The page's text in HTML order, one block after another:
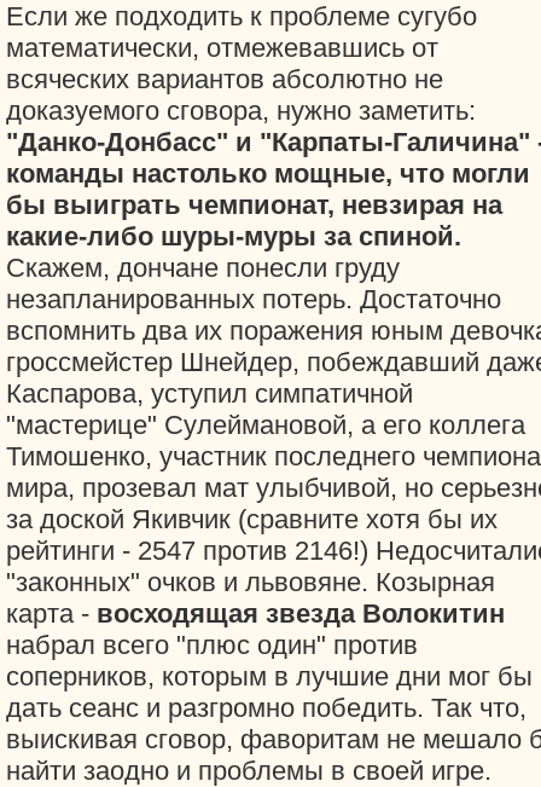
Если же подходить к проблеме сугубо
математически, отмежевавшись от
всяческих вариантов абсолютно не
доказуемого сговора, нужно заметить:
"Данко-Донбасс" и "Карпаты-Галичина"
команды настолько мощные, что могли
бы выиграть чемпионат, невзирая на
какие-либо шуры-муры за спиной.
Скажем, дончане понесли груду
незапланированных потерь. Достаточно
вспомнить два их поражения юным
гроссмейстер Шнейдер, побеждавший
Каспарова, уступил симпатичной
"мастерице" Сулеймановой, а его коллега
Тимошенко, участник последнего
мира, прозевал мат улыбчивой, но
за доской Якивчик (сравните хотя бы их
рейтинги - 2547 против 2146!)
"законных" очков и львовяне. Козырная
карта - восходящая звезда Волокитин
набрал всего "плюс один" против
соперников, которым в лучшие дни мог бы
дать сеанс и разгромно победить. Так что,
выискивая сговор, фаворитам не мешало
найти заодно и проблемы в своей игре.